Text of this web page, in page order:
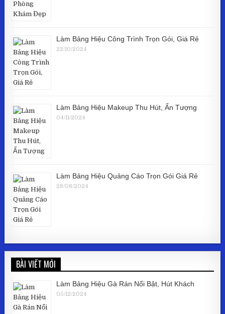
Làm Bảng Hiệu Công Trình Trọn Gói, Giá Rẻ
22/10/2024
Làm Bảng Hiệu Makeup Thu Hút, Ấn Tượng
04/11/2024
Làm Bảng Hiệu Quảng Cáo Trọn Gói Giá Rẻ
28/08/2024
BÀI VIẾT MỚI
Làm Bảng Hiệu Gà Rán Nổi Bật, Hút Khách
05/12/2024